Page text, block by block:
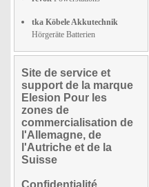
tka Köbele Akkutechnik
Hörgeräte Batterien
Site de service et
support de la marque
Elesion Pour les
zones de
commercialisation de
l'Allemagne, de
l'Autriche et de la
Suisse
Confidentialité